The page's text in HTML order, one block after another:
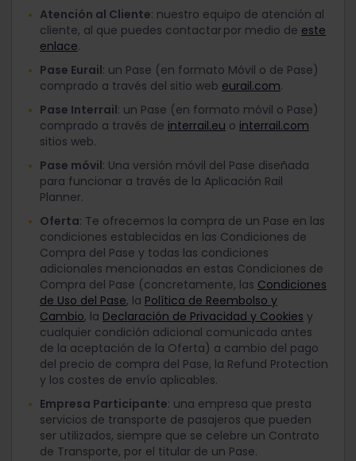
Atención al Cliente: nuestro equipo de atención al
cliente, al que puedes contactar por medio de este
enlace.
Pase Eurail: un Pase (en formato Móvil o de Pase)
comprado a través del sitio web eurail.com.
Pase Interrail: un Pase (en formato móvil o Pase)
comprado a través de interrail.eu o interrail.com
sitios web.
Pase móvil: Una versión móvil del Pase diseñada
para funcionar a través de la Aplicación Rail
Planner.
Oferta: Te ofrecemos la compra de un Pase en las
condiciones establecidas en las Condiciones de
Compra del Pase y todas las condiciones
adicionales mencionadas en estas Condiciones de
Compra del Pase (concretamente, las Condiciones
de Uso del Pase, la Política de Reembolso y
Cambio, la Declaración de Privacidad y Cookies y
cualquier condición adicional comunicada antes
de la aceptación de la Oferta) a cambio del pago
del precio de compra del Pase, la Refund Protection
y los costes de envío aplicables.
Empresa Participante: una empresa que presta
servicios de transporte de pasajeros que pueden
ser utilizados, siempre que se celebre un Contrato
de Transporte, por el titular de un Pase.